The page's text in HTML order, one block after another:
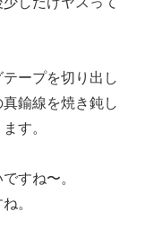
ープを切り出し
鍮線を焼き鈍し
す。
すね〜。
。